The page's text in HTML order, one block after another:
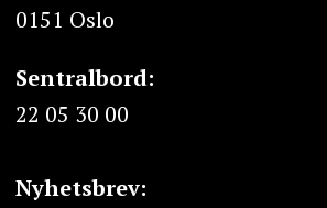
0151 Oslo
Sentralbord:
22 05 30 00
Nyhetsbrev: